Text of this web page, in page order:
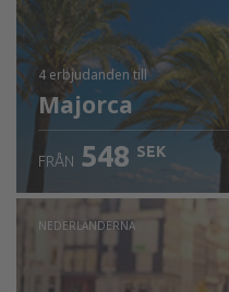
4 erbjudandentill
Majorca
FRÅN 548 SEK
NEDERLÄNDERNA